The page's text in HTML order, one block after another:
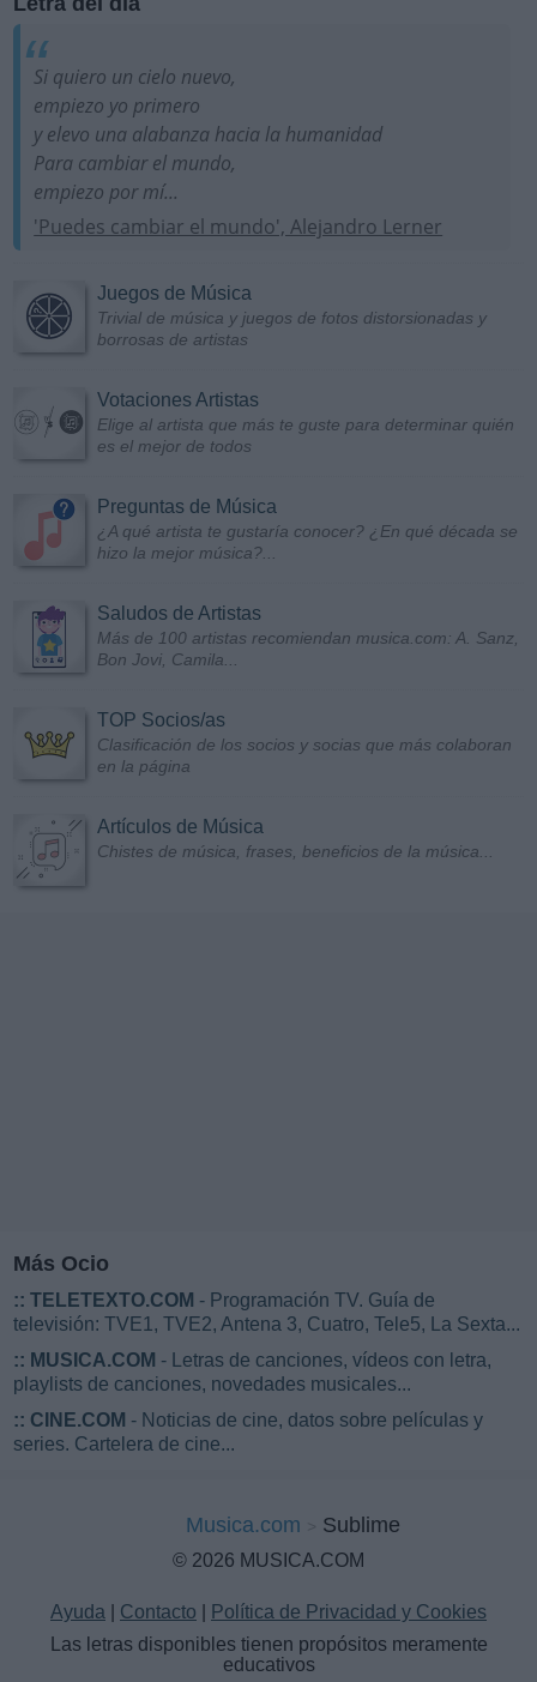
Si quiero un cielo nuevo,
empiezo yo primero
y elevo una alabanza hacia la humanidad
Para cambiar el mundo,
empiezo por mí...
'Puedes cambiar el mundo', Alejandro Lerner
Juegos de Música
Trivial de música y juegos de fotos distorsionadas y
borrosas de artistas
Votaciones Artistas
Elige al artista que más te guste para determinar quién
es el mejor de todos
Preguntas de Música
¿A qué artista te gustaría conocer? ¿En qué década se
hizo la mejor música?...
Saludos de Artistas
Más de 100 artistas recomiendan musica.com: A. Sanz,
Bon Jovi, Camila...
TOP Socios/as
Clasificación de los socios y socias que más colaboran
en la página
Artículos de Música
Chistes de música, frases, beneficios de la música...
Más Ocio
:: TELETEXTO.COM - Programación TV. Guía de
televisión: TVE1, TVE2, Antena 3, Cuatro, Tele5, La Sexta...
:: MUSICA.COM - Letras de canciones, vídeos con letra,
playlists de canciones, novedades musicales...
:: CINE.COM - Noticias de cine, datos sobre películas y
series. Cartelera de cine...
Musica.com Sublime
© 2026 MUSICA.COM
Ayuda Contacto
Política de Privacidad y Cookies
Las letras disponibles tienen propósitos meramente
educativos